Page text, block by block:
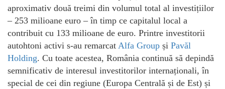
aproximativ două treimi din volumul total al investițiilor
– 253 milioane euro – în timp ce capitalul local a
contribuit cu 133 milioane de euro. Printre investitorii
autohtoni activi s-au remarcat Alfa Group și Pavăl
Holding. Cu toate acestea, România continuă să depindă
semnificativ de interesul investitorilor internaționali, în
special de cei din regiune (Europa Centrală și de Est) și